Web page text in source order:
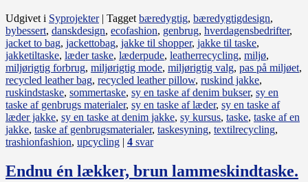
Udgivet i Syprojekter | Tagget bæredygtig, bæredygtigdesign,
bybessert, danskdesign, ecofashion, genbrug, hverdagensbedrifter,
jacket to bag, jackettobag, jakke til shopper, jakke til taske,
jakketiltaske, læder taske, læderpude, leatherrecycling, miljø,
miljørigtig forbrug, miljørigtig mode, miljørigtig valg, pas på miljøet,
recycled leather bag, recycled leather pillow, ruskind jakke,
ruskindstaske, sommertaske, sy en taske af denim bukser, sy en
taske af genbrugs materialer, sy en taske af læder, sy en taske af
læder jakke, sy en taske at denim jakke, sy kursus, taske, taske af en
jakke, taske af genbrugsmaterialer, taskesyning, textilrecycling,
trashionfashion, upcycling | 4 svar
Endnu én lækker, brun lammeskindtaske.